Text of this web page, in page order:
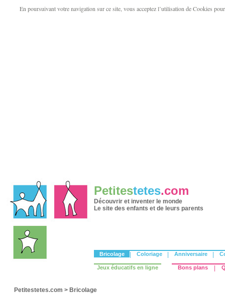
En poursuivant votre navigation sur ce site, vous acceptez l’utilisation de Cookies
Petitestetes.com
Découvrir et inventer le monde
Le site des enfants et de leurs parents
Bricolage Coloriage Anniversaire
Jeux éducatifs en ligne Bons plans
Petitestetes.com > Bricolage